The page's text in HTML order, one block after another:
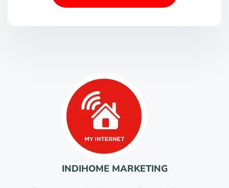
INDIHOME MARKETING